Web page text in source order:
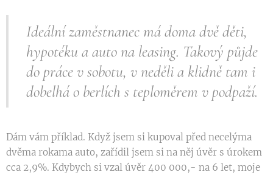
Ideální zaměstnanec má doma dvě děti,
hypotéku a auto na leasing. Takový půjde
do práce v sobotu, v neděli a klidně tam i
dobelhá o berlích s teploměrem v podpaží.
Dám vám příklad. Když jsem si kupoval před necelýma
dvěma rokama auto, zařídil jsem si na něj úvěr s úrokem
cca 2,9%. Kdybych si vzal úvěr 400 000,- na 6 let, moje